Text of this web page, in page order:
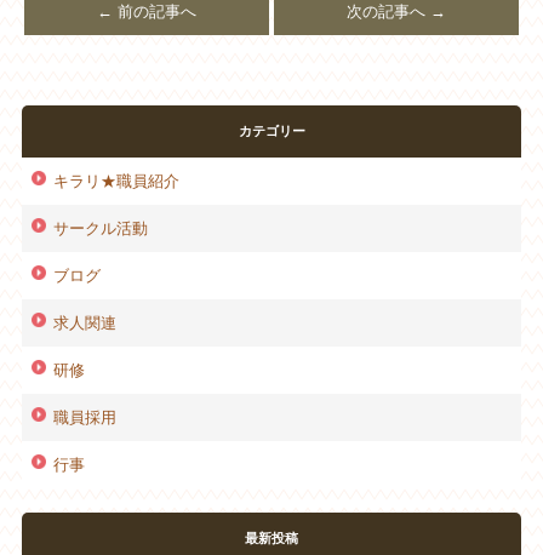
← 前の記事へ 次の記事へ →
カテゴリー
キラリ★職員紹介
サークル活動
ブログ
求人関連
研修
職員採用
行事
最新投稿